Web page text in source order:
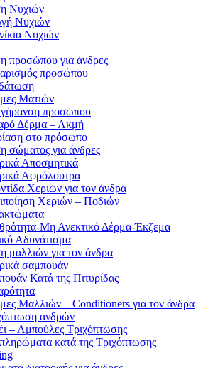
Νυχιών
Νυχιών
Νυχιών
προσώπου για άνδρες
προσώπου
Ματιών
προσώπου
Δέρμα – Ακμή
στο πρόσωπο
σώματος για άνδρες
Αποσμητικά
Αφρόλουτρα
Χεριών για τον άνδρα
Χεριών – Ποδιών
Μη Ανεκτικό Δέρμα-Έκζεμα
Αδυνάτισμα
μαλλιών για τον άνδρα
σαμπουάν
Κατά της Πιτυρίδας
Μαλλιών – Conditioners για τον άνδρα
ανδρών
– Αμπούλες Τριχόπτωσης
κατά της Τριχόπτωσης